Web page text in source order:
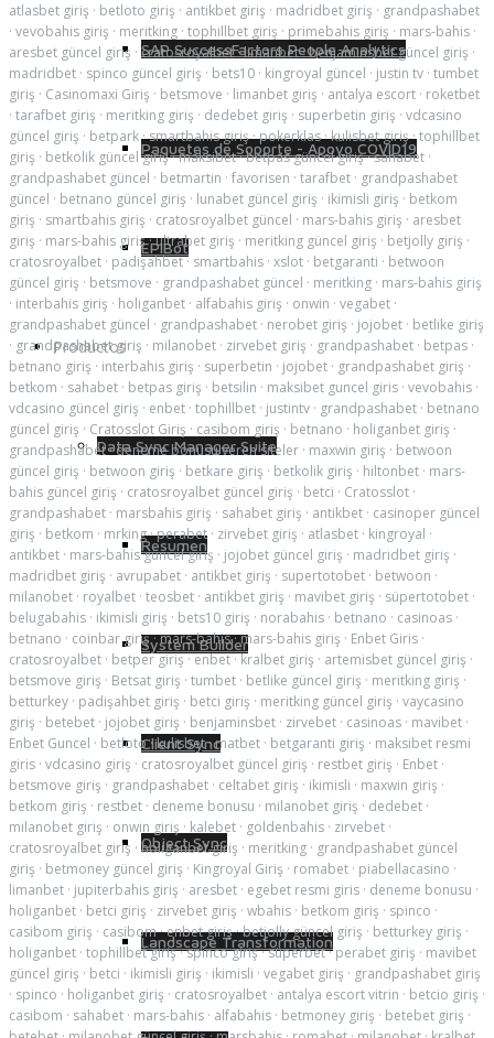
SAP SuccessFactors People Analytics
Paquetes de Soporte - Apoyo COVID19
EPIBot
Productos
Data Sync Manager Suite
Resumen
System Builder
Client Sync
Object Sync
Landscape Transformation
atlasbet giriş · betloto giriş · antikbet giriş · madridbet giriş · grandpashabet
· vevobahis giriş · meritking · tophillbet giriş · primebahis giriş · mars-bahis ·
aresbet güncel giriş · cratosroyalbet·limanbet·benjaminsbet güncel giriş ·
madridbet · spinco güncel giriş · bets10 · kingroyal güncel · justin tv · tumbet
giriş · Casinomaxi Giriş · betsmove · limanbet giriş · antalya escort · roketbet
· tarafbet giriş · meritking giriş · dedebet giriş · superbetin giriş · vdcasino
güncel giriş · betpark·smartbahis giriş·pokerklas·kulisbet giriş·tophillbet
giriş · betkolik güncel giriş·maksibet·betpas güncel giriş·sahabet ·
grandpashabet güncel · betmartin · favorisen · tarafbet · grandpashabet
güncel · betnano güncel giriş · lunabet güncel giriş · ikimisli giriş · betkom
giriş · smartbahis giriş · cratosroyalbet güncel · mars-bahis giriş · aresbet
giriş · mars-bahis giriş·ultrabet giriş · meritking güncel giriş · betjolly giriş ·
cratosroyalbet · padişahbet· smartbahis · xslot · betgaranti · betwoon
güncel giriş · betsmove · grandpashabet güncel · meritking · mars-bahis giriş
· interbahis giriş · holiganbet · alfabahis giriş · onwin · vegabet ·
grandpashabet güncel · grandpashabet · nerobet giriş · jojobet · betlike giriş
· grandpashabet giriş · milanobet · zirvebet giriş · grandpashabet · betpas ·
betnano giriş · interbahis giriş · superbetin · jojobet · grandpashabet giriş ·
betkom · sahabet · betpas giriş · betsilin · maksibet guncel giris · vevobahis ·
vdcasino güncel giriş · enbet · tophillbet · justintv · grandpashabet · betnano
güncel giriş · Cratosslot Giriş · casibom giriş · betnano · holiganbet giriş ·
grandpashabet·deneme bonusu veren siteler · maxwin giriş · betwoon
güncel giriş · betwoon giriş · betkare giriş · betkolik giriş · hiltonbet · mars-
bahis güncel giriş · cratosroyalbet güncel giriş · betci · Cratosslot ·
grandpashabet · marsbahis giriş · sahabet giriş · antikbet · casinoper güncel
giriş · betkom · mrking·perabet · zirvebet giriş · atlasbet · kingroyal ·
antikbet · mars-bahis güncel giriş · jojobet güncel giriş · madridbet giriş ·
madridbet giriş · avrupabet · antikbet giriş · supertotobet · betwoon ·
milanobet · royalbet · teosbet · antikbet giriş · mavibet giriş · süpertotobet ·
belugabahis · ikimisli giriş · bets10 giriş · norabahis · betnano · casinoas ·
betnano · coinbar giriş·mars-bahis·mars-bahis giriş · Enbet Giris ·
cratosroyalbet · betper giriş·enbet·kralbet giriş · artemisbet güncel giriş ·
betsmove giriş · Betsat giriş · tumbet · betlike güncel giriş · meritking giriş ·
betturkey · padişahbet giriş · betci giriş · meritking güncel giriş · vaycasino
giriş · betebet · jojobet giriş · benjaminsbet · zirvebet · casinoas · mavibet ·
Enbet Guncel · betloto·kulisbet·matbet · betgaranti giriş · maksibet resmi
giris · vdcasino giriş · cratosroyalbet güncel giriş · restbet giriş · Enbet ·
betsmove giriş · grandpashabet · celtabet giriş · ikimisli · maxwin giriş ·
betkom giriş · restbet · deneme bonusu · milanobet giriş · dedebet ·
milanobet giriş · onwin giriş · kalebet · goldenbahis · zirvebet ·
cratosroyalbet giriş · holiganbet giriş · meritking · grandpashabet güncel
giriş · betmoney güncel giriş · Kingroyal Giriş · romabet · piabellacasino ·
limanbet · jupiterbahis giriş · aresbet · egebet resmi giris · deneme bonusu ·
holiganbet · betci giriş · zirvebet giriş · wbahis · betkom giriş · spinco ·
casibom giriş · casibom·enbet giriş·betjolly güncel giriş · betturkey giriş ·
holiganbet · tophillbet giriş·spinco giriş·süperbet·perabet giriş · mavibet
güncel giriş · betci · ikimisli giriş · ikimisli · vegabet giriş · grandpashabet giriş
· spinco · holiganbet giriş · cratosroyalbet · antalya escort vitrin · betcio giriş ·
casibom · sahabet · mars-bahis · alfabahis · betmoney giriş · betebet giriş ·